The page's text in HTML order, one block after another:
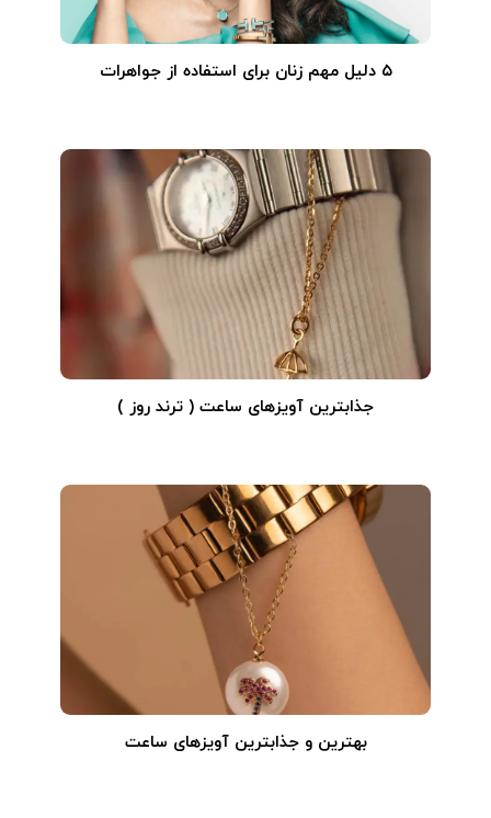
۵ دلیل مهم زنان برای استفاده از جواهرات
جذابترین آویزهای ساعت ( ترند روز )
بهترین و جذابترین آویزهای ساعت